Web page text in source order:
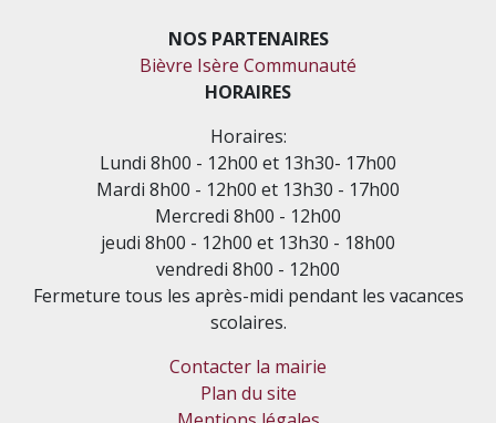
NOS PARTENAIRES
Bièvre Isère Communauté
HORAIRES
Horaires:
Lundi 8h00 - 12h00 et 13h30- 17h00
Mardi 8h00 - 12h00 et 13h30 - 17h00
Mercredi 8h00 - 12h00
jeudi 8h00 - 12h00 et 13h30 - 18h00
vendredi 8h00 - 12h00
Fermeture tous les après-midi pendant les vacances
scolaires.
Contacter la mairie
Plan du site